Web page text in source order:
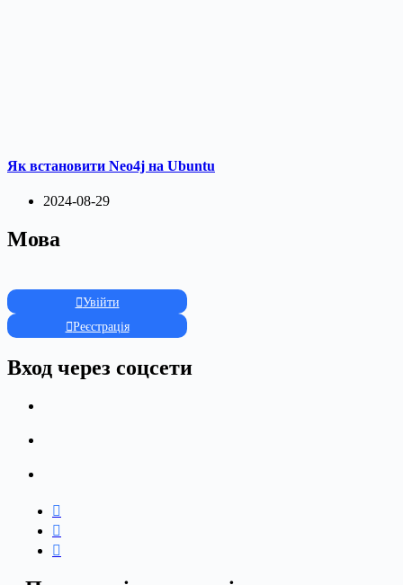
Як встановити Neo4j на Ubuntu
2024-08-29
Мова
Увійти
Реєстрація
Вход через соцсети